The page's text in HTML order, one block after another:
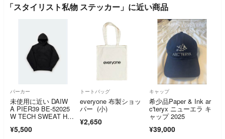
「スタイリスト私物 ステッカー」に近い商品
パーカー
未使用に近い DAIW
A PIER39 BE-52025
W TECH SWEAT HO
ズ
¥5,500
トートバッグ
everyone 布製ショッ
パー (小)
¥2,650
キャップ
希少品Paper & Ink ar
c'teryx ニューエラ キ
ャップ 2025
¥39,000